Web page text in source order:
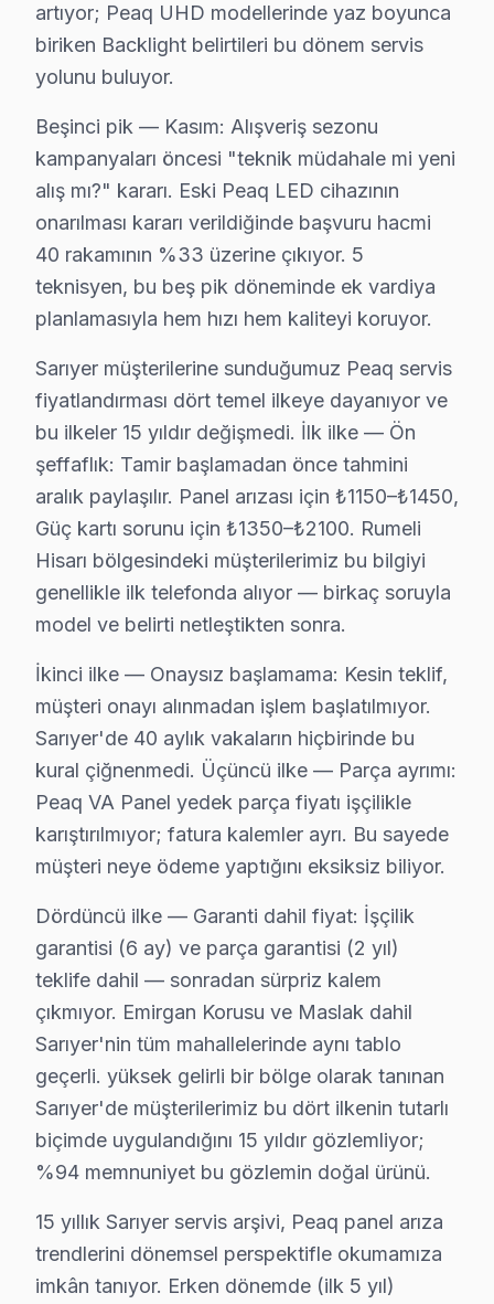
Peaq Uzman Teknisyen Ekibi — Sarıyer
Hakan Ö. — Peaq Servis Uzmanı
14 yıllık Peaq TV tamir deneyimi. Sarıyer ve çevre ilçelere
· Peaq fabrika servis sertifikası
· 2010'dan günümüze tüm Peaq modelleri
Sarıyer Servis İstatistikleri
· Sarıyer'de490+
Peaq TV tamiri
· Müşteri memnuniyeti
· Ortalama tamir süresi:2–3 iş günü
· Tüm işlemler2 yıl garantili
Bu sayfayla ilgili hizmet sayfaları:
↑ Sarıyer TV Servis Merkezi
Sarıyer Yakın İlçelerde Peaq Servisi
· Arnavutköy Peaq
· Avcılar Peaq
· Bağcılar Peaq
· Bahçelievler Peaq
· Bayrampaşa Peaq
Sarıyer Diğer Marka Servisleri
· Sarıyer Sony
· Sarıyer Philips
· Sarıyer Hi-Level
· Sarıyer iFFALCON
· Sarıyer Samsung
· Sarıyer LG
artıyor; Peaq UHD modellerinde yaz boyunca
biriken Backlight belirtileri bu dönem servis
yolunu buluyor.
Beşinci pik — Kasım: Alışveriş sezonu
kampanyaları öncesi "teknik müdahale mi yeni
alış mı?" kararı. Eski Peaq LED cihazının
onarılması kararı verildiğinde başvuru hacmi
40 rakamının %33 üzerine çıkıyor. 5
teknisyen, bu beş pik döneminde ek vardiya
planlamasıyla hem hızı hem kaliteyi koruyor.
Sarıyer müşterilerine sunduğumuz Peaq servis
fiyatlandırması dört temel ilkeye dayanıyor ve
bu ilkeler 15 yıldır değişmedi. İlk ilke — Ön
şeffaflık: Tamir başlamadan önce tahmini
aralık paylaşılır. Panel arızası için ₺1150–₺1450,
Güç kartı sorunu için ₺1350–₺2100. Rumeli
Hisarı bölgesindeki müşterilerimiz bu bilgiyi
genellikle ilk telefonda alıyor — birkaç soruyla
model ve belirti netleştikten sonra.
İkinci ilke — Onaysız başlamama: Kesin teklif,
müşteri onayı alınmadan işlem başlatılmıyor.
Sarıyer'de 40 aylık vakaların hiçbirinde bu
kural çiğnenmedi. Üçüncü ilke — Parça ayrımı:
Peaq VA Panel yedek parça fiyatı işçilikle
karıştırılmıyor; fatura kalemler ayrı. Bu sayede
müşteri neye ödeme yaptığını eksiksiz biliyor.
Dördüncü ilke — Garanti dahil fiyat: İşçilik
garantisi (6 ay) ve parça garantisi (2 yıl)
teklife dahil — sonradan sürpriz kalem
çıkmıyor. Emirgan Korusu ve Maslak dahil
Sarıyer'nin tüm mahallelerinde aynı tablo
geçerli. yüksek gelirli bir bölge olarak tanınan
Sarıyer'de müşterilerimiz bu dört ilkenin tutarlı
biçimde uygulandığını 15 yıldır gözlemliyor;
%94 memnuniyet bu gözlemin doğal ürünü.
15 yıllık Sarıyer servis arşivi, Peaq panel arıza
trendlerini dönemsel perspektifle okumamıza
imkân tanıyor. Erken dönemde (ilk 5 yıl)